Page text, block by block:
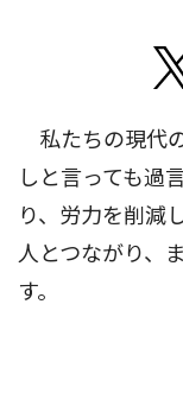
私たちの現代
しと言っても過
り、労力を削減
人とつながり、
す。